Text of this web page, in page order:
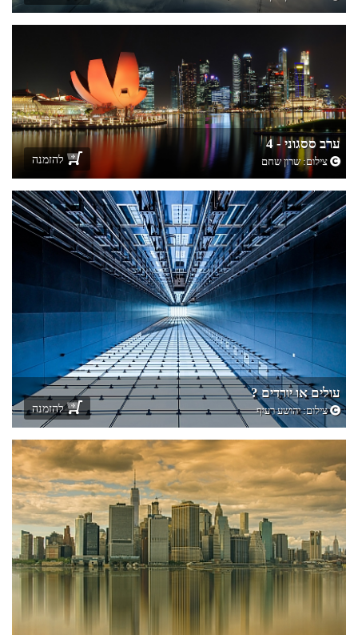
ערב ססגוני - 4
צילום:שרון שחם להזמנה
עולים או יורדים ?
צילום:יהושע רעיף להזמנה